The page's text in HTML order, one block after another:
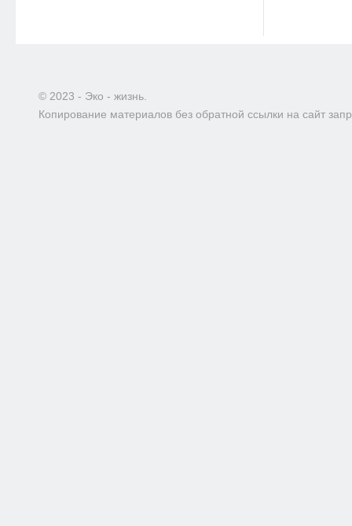
© 2023 - Эко - жизнь.
Копирование материалов без обратной ссылки на сайт